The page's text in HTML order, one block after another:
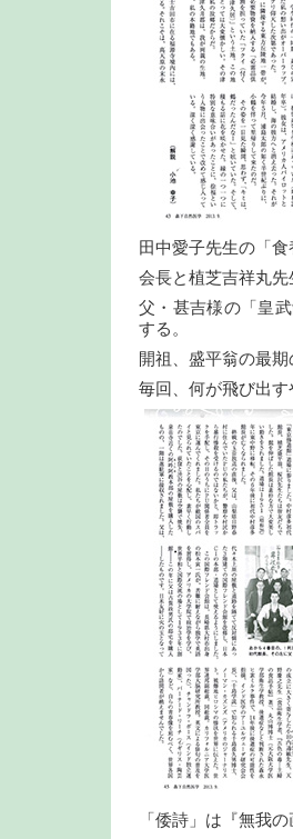
田中愛子先生の「
会長と植芝吉祥丸先
父・甚吉様の「皇
する。
開祖、盛平翁の最
毎回、何が飛び出す
「倭詩」は『無我